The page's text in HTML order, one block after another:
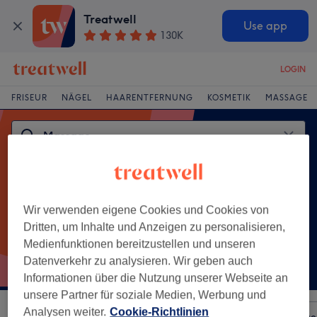
Treatwell
130K
Use app
LOGIN
FRISEUR NÄGEL HAARENTFERNUNG KOSMETIK MASSAGE
Beliebte Behandlungen
Entspannungsmassage
Wir verwenden eigene Cookies und Cookies von
Dritten, um Inhalte und Anzeigen zu personalisieren,
Medienfunktionen bereitzustellen und unseren
Datenverkehr zu analysieren. Wir geben auch
Informationen über die Nutzung unserer Webseite an
unsere Partner für soziale Medien, Werbung und
Analysen weiter. Cookie-Richtlinien